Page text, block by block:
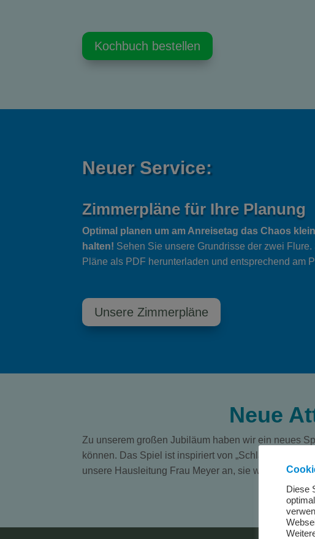
Kochbuch bestellen
Neuer Service:
Zimmerpläne für Ihre Planung
Optimal planen um am Anreisetag das Chaos
halten! Sehen Sie unsere Grundrisse der zwei
Pläne als PDF herunterladen und entsprechend am
Unsere Zimmerpläne
Neue
Zu unserem großen Jubiläum haben wir ein neues
können. Das Spiel ist inspiriert von „Schlag den
unsere Hausleitung Frau Meyer an, sie wird Ihnen
Diese